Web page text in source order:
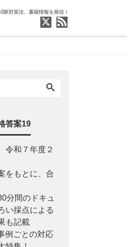
対策法、書籍情報を発信！
答案19
令和７年度２
をもとに、合
分間のドキュ
い採点による
も記載
例ごとの対応